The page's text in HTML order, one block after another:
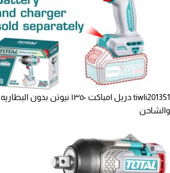
tiwli201351 دريل امباكت ١٣٥٠ نيوتن بدون البطاريه
والشاحن